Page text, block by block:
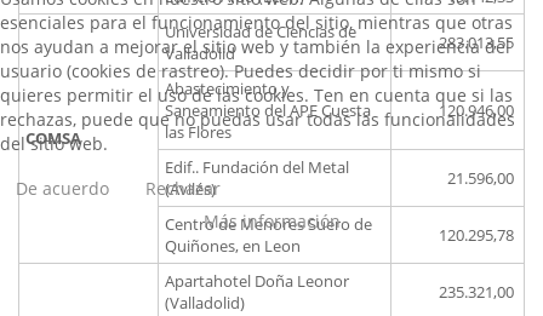
COMSA
Universidad de Ciencias de
Valladolid
283.013,55
Abastecimiento y
Saneamiento del APE Cuesta
las Flores
120.946,00
Edif.. Fundación del Metal
(Avilés)
21.596,00
Centro de Menores Suero de
Quiñones, en Leon
120.295,78
Apartahotel Doña Leonor
(Valladolid)
235.321,00
esenciales para el funcionamiento del sitio, mientras que otras
nos ayudan a mejorar el sitio web y también la experiencia del
usuario (cookies de rastreo). Puedes decidir por ti mismo si
quieres permitir el uso de las cookies. Ten en cuenta que si las
rechazas, puede que no puedas usar todas las funcionalidades
del sitio web.
De acuerdo
Rechazar
Más información